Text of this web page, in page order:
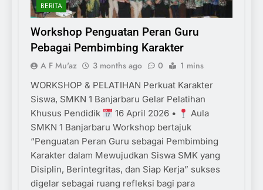
BERITA
Workshop Penguatan Peran Guru
Pebagai Pembimbing Karakter
A F Mu'az 3 months ago 0 1 mins
WORKSHOP & PELATIHAN Perkuat Karakter
Siswa, SMKN 1 Banjarbaru Gelar Pelatihan
Khusus Pendidik
16 April 2026 •
Aula
SMKN 1 Banjarbaru Workshop bertajuk
“Penguatan Peran Guru sebagai Pembimbing
Karakter dalam Mewujudkan Siswa SMK yang
Disiplin, Berintegritas, dan Siap Kerja” sukses
digelar sebagai ruang refleksi bagi para